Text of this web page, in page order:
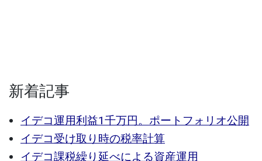
新着記事
イデコ運用利益1千万円。ポートフォリオ公開
イデコ受け取り時の税率計算
イデコ課税繰り延べによる資産運用